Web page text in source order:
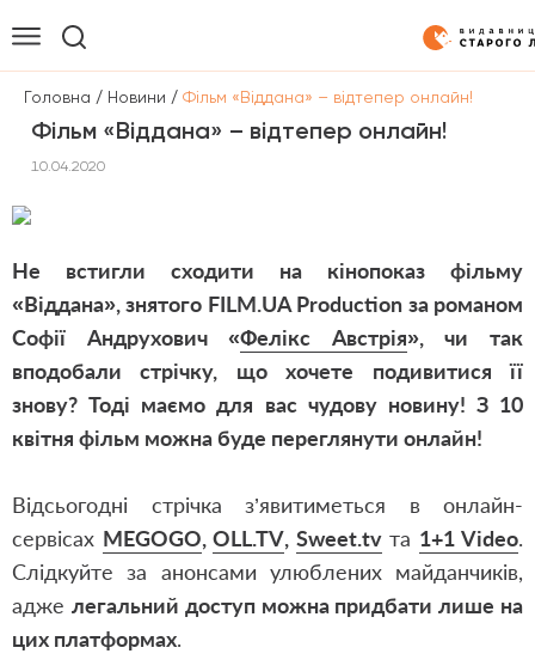
Головна / Новини / Фільм «Віддана» – відтепер онлайн!
Фільм «Віддана» – відтепер онлайн!
10.04.2020
Не встигли сходити на кінопоказ фільму
«Віддана», знятого FILM.UA Production за романом
Софії Андрухович «Фелікс Австрія», чи так
вподобали стрічку, що хочете подивитися її
знову? Тоді маємо для вас чудову новину! З 10
квітня фільм можна буде переглянути онлайн!
Відсьогодні стрічка з’явитиметься в онлайн-
сервісах MEGOGO, OLL.TV, Sweet.tvта 1+1 Video.
Слідкуйте за анонсами улюблених майданчиків,
адже легальний доступ можна придбати лише на
цих платформах.